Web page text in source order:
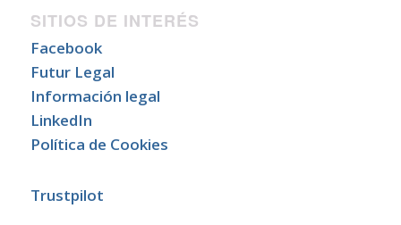
SITIOS DE INTERÉS
Facebook
Futur Legal
Información legal
LinkedIn
Política de Cookies
Trustpilot